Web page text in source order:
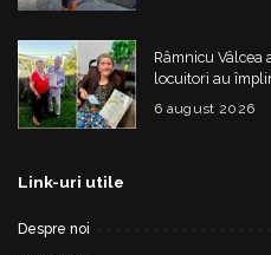
Râmnicu Vâlcea
locuitori au
6 august 2026
Link-uri utile
Despre noi